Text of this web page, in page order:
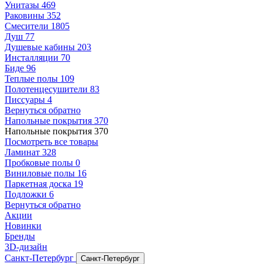
Унитазы 469
Раковины 352
Смесители 1805
Душ 77
Душевые кабины 203
Инсталляции 70
Биде 96
Теплые полы 109
Полотенцесушители 83
Писсуары 4
Вернуться обратно
Напольные покрытия 370
Напольные покрытия 370
Посмотреть все товары
Ламинат 328
Пробковые полы 0
Виниловые полы 16
Паркетная доска 19
Подложки 6
Вернуться обратно
Акции
Новинки
Бренды
3D-дизайн
Санкт-Петербург
Санкт-Петербург